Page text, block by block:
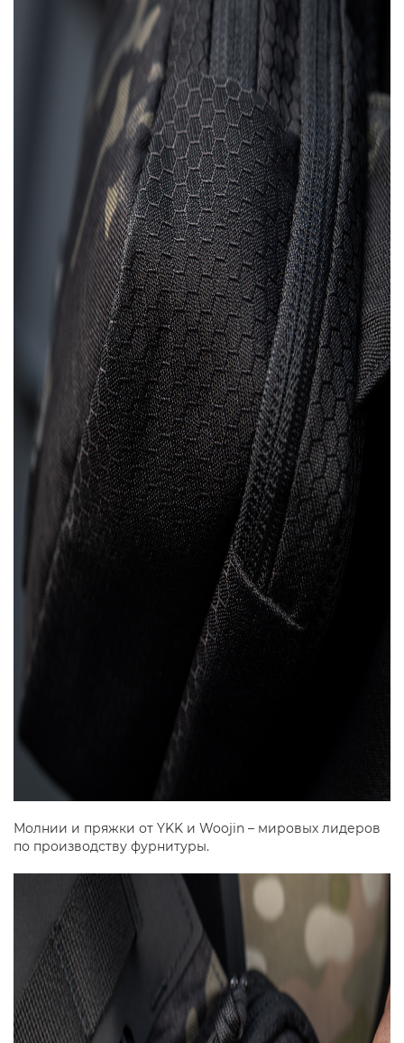
Молнии и пряжки от YKK и Woojin – мировых лидеров
по производству фурнитуры.